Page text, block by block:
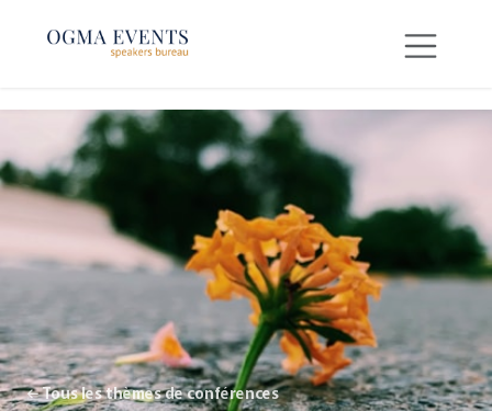
← Tous les thèmes de conférences